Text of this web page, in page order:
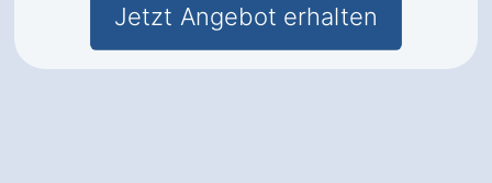
Jetzt Angebot erhalten